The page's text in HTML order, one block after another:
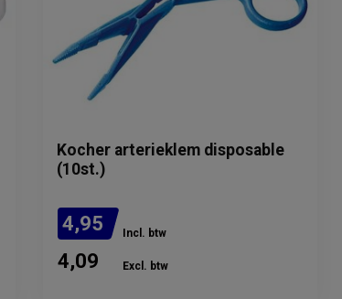
Kocher arterieklem disposable
(10st.)
4,95 Incl. btw
4,09 Excl. btw